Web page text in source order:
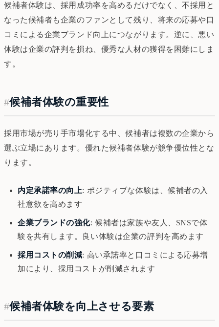
候補者体験は、採用成功率を高めるだけでなく、不採用と
なった候補者も企業のファンとして残り、将来の応募や口
コミによる企業ブランド向上につながります。逆に、悪い
体験は企業の評判を損ね、優秀な人材の獲得を困難にしま
す。
#候補者体験の重要性
採用市場が売り手市場化する中、候補者は複数の企業から
選ぶ立場にあります。優れた候補者体験が競争優位性とな
ります。
内定承諾率の向上: ポジティブな体験は、候補者の入
社意欲を高めます
企業ブランドの強化: 候補者は家族や友人、SNSで体
験を共有します。良い体験は企業の評判を高めます
採用コストの削減: 高い承諾率と口コミによる応募増
加により、採用コストが削減されます
#候補者体験を向上させる要素